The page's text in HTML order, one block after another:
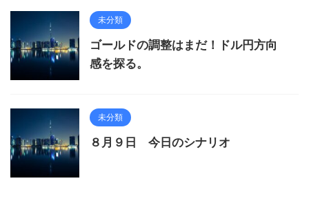
未分類
ゴールドの調整はまだ！ドル円方向
感を探る。
未分類
８月９日 今日のシナリオ